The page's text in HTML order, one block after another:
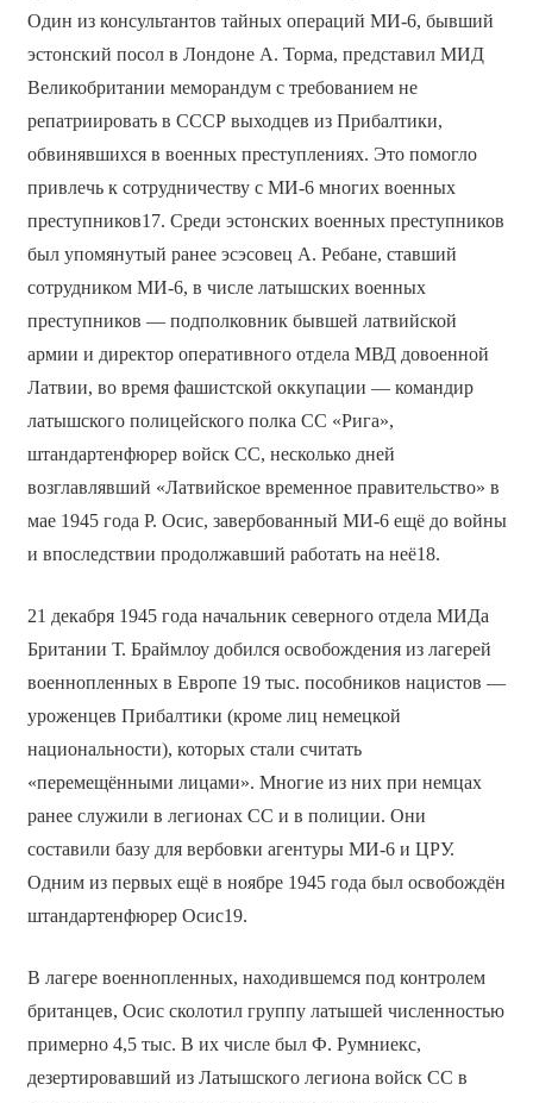
Один из консультантов тайных операций МИ-6, бывший
эстонский посол в Лондоне А. Торма, представил МИД
Великобритании меморандум с требованием не
репатриировать в СССР выходцев из Прибалтики,
обвинявшихся в военных преступлениях. Это помогло
привлечь к сотрудничеству с МИ-6 многих военных
преступников17. Среди эстонских военных преступников
был упомянутый ранее эсэсовец А. Ребане, ставший
сотрудником МИ-6, в числе латышских военных
преступников — подполковник бывшей латвийской
армии и директор оперативного отдела МВД довоенной
Латвии, во время фашистской оккупации — командир
латышского полицейского полка СС «Рига»,
штандартенфюрер войск СС, несколько дней
возглавлявший «Латвийское временное правительство» в
мае 1945 года Р. Осис, завербованный МИ-6 ещё до войны
и впоследствии продолжавший работать на неё18.
21 декабря 1945 года начальник северного отдела МИДа
Британии Т. Браймлоу добился освобождения из лагерей
военнопленных в Европе 19 тыс. пособников нацистов —
уроженцев Прибалтики (кроме лиц немецкой
национальности), которых стали считать
«перемещёнными лицами». Многие из них при немцах
ранее служили в легионах СС и в полиции. Они
составили базу для вербовки агентуры МИ-6 и ЦРУ.
Одним из первых ещё в ноябре 1945 года был освобождён
штандартенфюрер Осис19.
В лагере военнопленных, находившемся под контролем
британцев, Осис сколотил группу латышей численностью
примерно 4,5 тыс. В их числе был Ф. Румниекс,
дезертировавший из Латышского легиона войск СС в